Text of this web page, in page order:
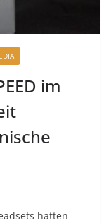
im
hatten